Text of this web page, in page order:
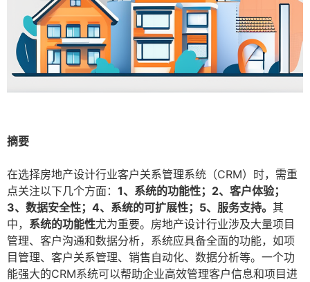
摘要
在选择房地产设计行业客户关系管理系统（CRM）时，需重
点关注以下几个方面： 1、系统的功能性；2、客户体验；
3、数据安全性；4、系统的可扩展性；5、服务支持。 其
中， 系统的功能性尤为重要。房地产设计行业涉及大量项目
管理、客户沟通和数据分析，系统应具备全面的功能，如项
目管理、客户关系管理、销售自动化、数据分析等。一个功
能强大的CRM系统可以帮助企业高效管理客户信息和项目进